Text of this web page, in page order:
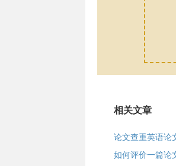
相关文章
论文查重英语论
如何评价一篇论